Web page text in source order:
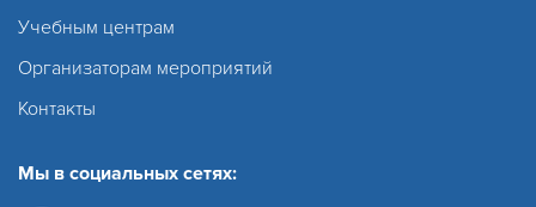
Учебным центрам
Организаторам мероприятий
Контакты
Мы в социальных сетях: